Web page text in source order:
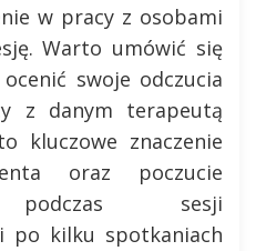
w pracy z osobami
Warto umówić się
swoje odczucia
z danym terapeutą
kluczowe znaczenie
oraz poczucie
podczas sesji
po kilku spotkaniach